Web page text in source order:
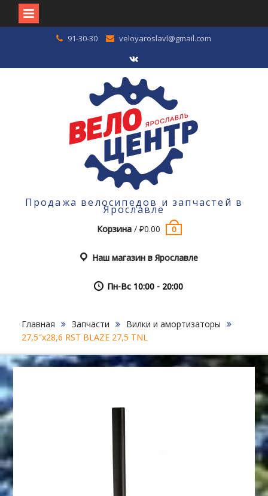
91-30-30 veloyaroslavl@gmail.com
VK
Продажа велосипедов и запчастей в
Ярославле
Корзина /₽0.00 0
Наш магазин в Ярославле
Пн-Вс 10:00 - 20:00
Главная Запчасти
Вилки и амортизаторы
27,5″х28,6 RST BLAZE 27,5 TNL